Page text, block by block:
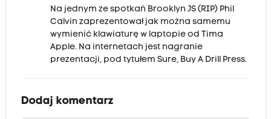
Na jednym ze spotkań Brooklyn JS (RIP) Phil
Calvin zaprezentował jak można samemu
wymienić klawiaturę w laptopie od Tima
Apple. Na internetach jest nagranie
prezentacji, pod tytułem Sure, Buy A Drill Press.
Dodaj komentarz